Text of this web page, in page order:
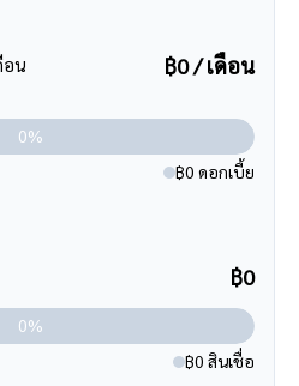
โรงเรียนพระแม่สกลสงเคราะห์
กิโลเมตร
บางกรวย-ไทรน้อย
นกาญจนาภิเษก
"สถานีบางพลู"
ด้กับทุกธนาคาร สามารถกู้ได้วงเงิน
รีค่ะ
อน
฿0 / เดือน
0%
฿0 ดอกเบี้ย
฿0
0%
฿0 สินเชื่อ